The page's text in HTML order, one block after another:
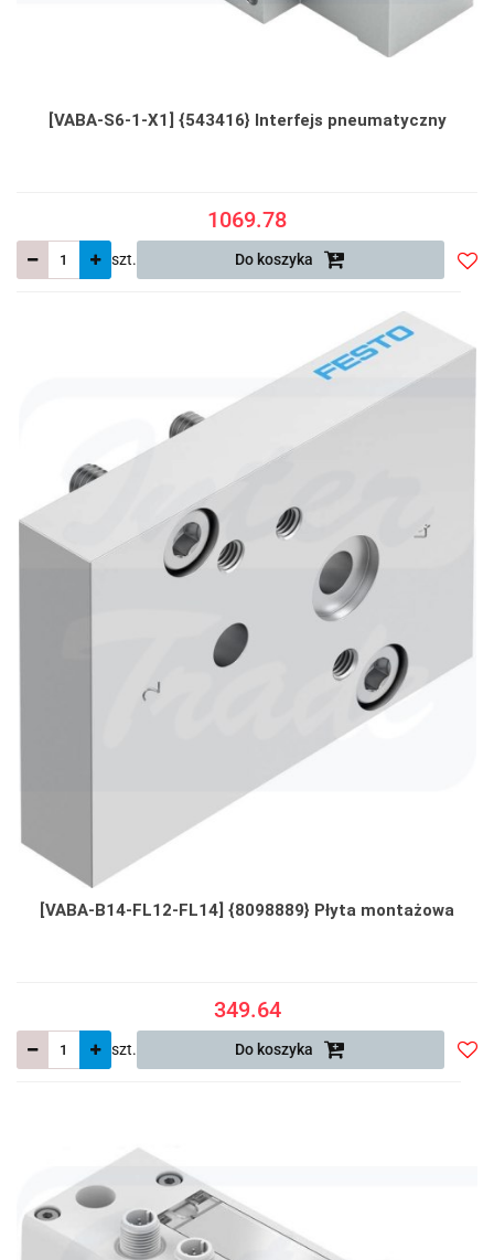
[VABA-S6-1-X1] {543416} Interfejs pneumatyczny
1069.78
szt. Do koszyka
[VABA-B14-FL12-FL14] {8098889} Płyta montażowa
349.64
szt. Do koszyka